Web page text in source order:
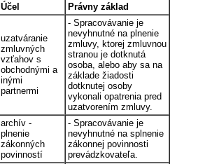
Účel Právny základ
uzatváranie
zmluvných
vzťahov s
obchodnými a
inými
partnermi
- Spracovávanie je
nevyhnutné na plnenie
zmluvy, ktorej zmluvnou
stranou je dotknutá
osoba, alebo aby sa na
základe žiadosti
dotknutej osoby
vykonali opatrenia pred
uzatvorením zmluvy.
archív -
plnenie
zákonných
povinností
- Spracovávanie je
nevyhnutné na splnenie
zákonnej povinnosti
prevádzkovateľa.